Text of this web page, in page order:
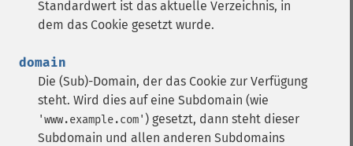
Standardwert ist das aktuelle Verzeichnis, in
dem das Cookie gesetzt wurde.
domain
Die (Sub)-Domain, der das Cookie zur Verfügung
steht. Wird dies auf eine Subdomain (wie
'www.example.com' ) gesetzt, dann steht dieser
Subdomain und allen anderen Subdomains